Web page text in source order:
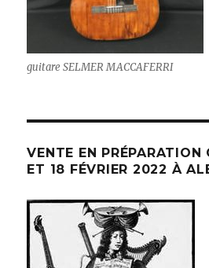
guitare SELMER MACCAFERRI
VENTE EN PRÉPARATION
ET 18 FÉVRIER 2022 À